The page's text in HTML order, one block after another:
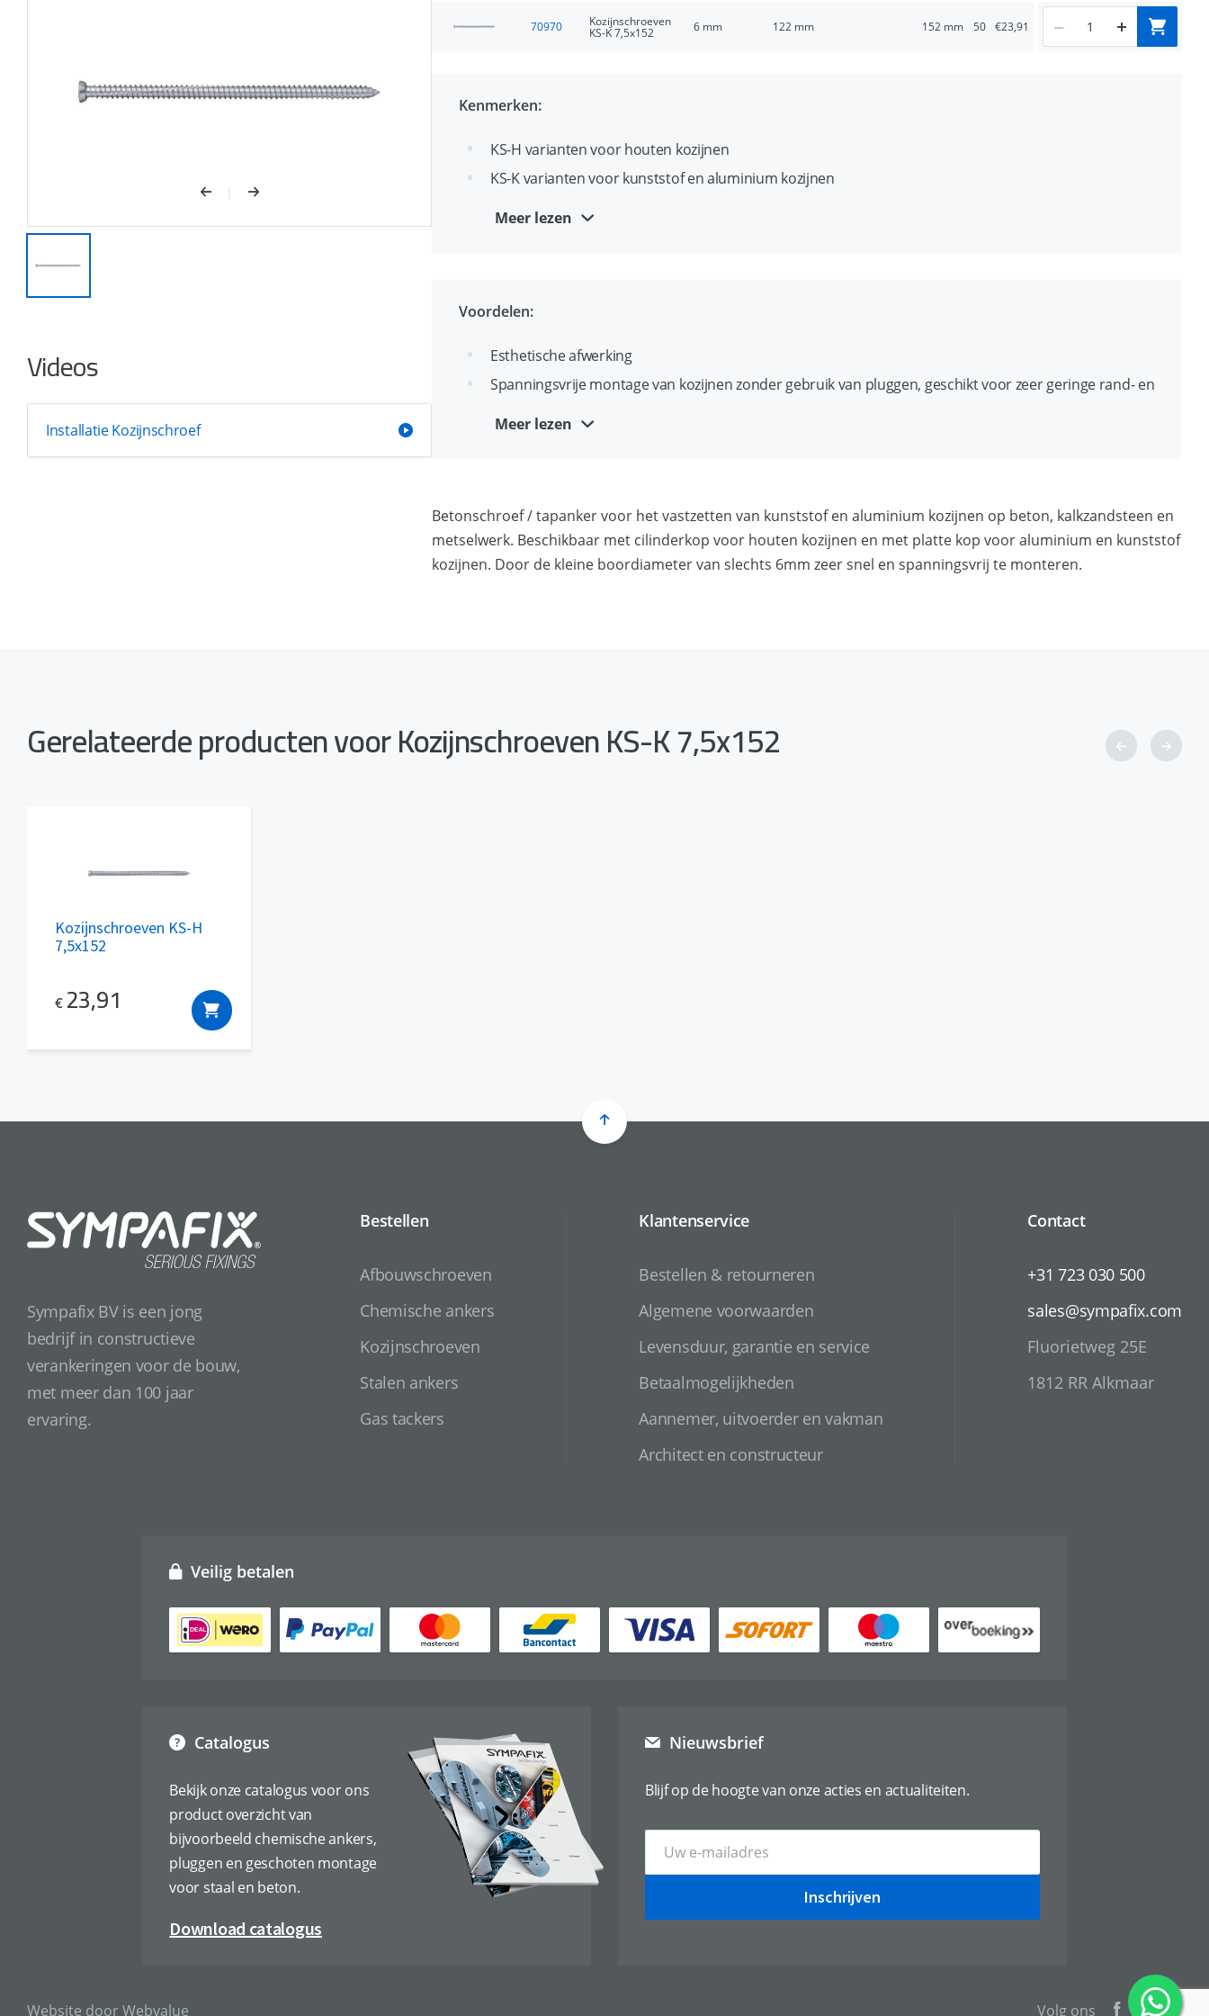
Videos
Installatie Kozijnschroef
70970 Kozijnschroeven
KS-K 7,5x152 6 mm 122 mm 152 mm 50 €23,91
Kenmerken:
KS-H varianten voor houten kozijnen
KS-K varianten voor kunststof en aluminium kozijnen
Geharde zelftappende schroefdraad voor direct indraaien in beton en steenachtige materialen,
Meer lezen
Voordelen:
Esthetische afwerking
Spanningsvrije montage van kozijnen zonder gebruik van pluggen, geschikt voor zeer geringe rand- en
Betonschroef-principe: spanningsvrije bevestiging, geschikt voor geringe randafstanden
Freesribben onder de kop (KS-H) zorgen voor gladde afwerking na installatie
Meer lezen
Betonschroef / tapanker voor het vastzetten van kunststof en aluminium kozijnen op beton, kalkzandsteen en
metselwerk. Beschikbaar met cilinderkop voor houten kozijnen en met platte kop voor aluminium en kunststof
kozijnen. Door de kleine boordiameter van slechts 6mm zeer snel en spanningsvrij te monteren.
Gerelateerde producten voor Kozijnschroeven KS-K 7,5x152
Kozijnschroeven KS-H
7,5x152
€ 23,91
Sympafix BV is een jong
bedrijf in constructieve
verankeringen voor de bouw,
met meer dan 100 jaar
ervaring.
Bestellen
Afbouwschroeven
Chemische ankers
Kozijnschroeven
Stalen ankers
Gas tackers
Klantenservice
Bestellen & retourneren
Algemene voorwaarden
Levensduur, garantie en service
Betaalmogelijkheden
Aannemer, uitvoerder en vakman
Architect en constructeur
Contact
+31 723 030 500
sales@sympafix.com
Fluorietweg 25E
1812 RR Alkmaar
Catalogus
Bekijk onze catalogus voor ons
product overzicht van
bijvoorbeeld chemische ankers,
pluggen en geschoten montage
voor staal en beton.
Download catalogus
Veilig betalen
Nieuwsbrief
Blijf op de hoogte van onze acties en actualiteiten.
Inschrijven
Website door Webvalue Volg ons